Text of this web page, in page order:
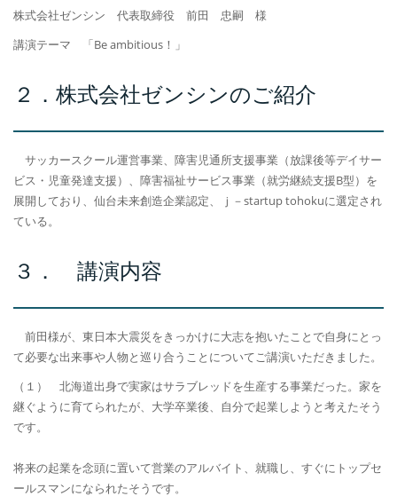
株式会社ゼンシン 代表取締役 前田 忠嗣 様
講演テーマ 「Be ambitious！」
２．株式会社ゼンシンのご紹介
サッカースクール運営事業、障害児通所支援事業（放課後等デイサー
ビス・児童発達支援）、障害福祉サービス事業（就労継続支援B型）を
展開しており、仙台未来創造企業認定、ｊ－startup tohokuに選定され
ている。
３． 講演内容
前田様が、東日本大震災をきっかけに大志を抱いたことで自身にとっ
て必要な出来事や人物と巡り合うことについてご講演いただきました。
（１） 北海道出身で実家はサラブレッドを生産する事業だった。家を
継ぐように育てられたが、大学卒業後、自分で起業しようと考えたそう
です。
将来の起業を念頭に置いて営業のアルバイト、就職し、すぐにトップセ
ールスマンになられたそうです。